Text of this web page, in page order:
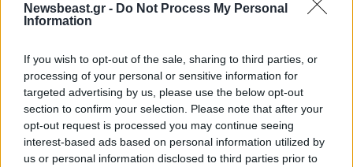
Newsbeast.gr - Do Not Process My Personal
Information
If you wish to opt-out of the sale, sharing to third parties, or
processing of your personal or sensitive information for
targeted advertising by us, please use the below opt-out
section to confirm your selection. Please note that after your
opt-out request is processed you may continue seeing
interest-based ads based on personal information utilized by
us or personal information disclosed to third parties prior to
ΣΧΌΛΙΑ ΑΝΑΓΝΩΣΤΏΝ